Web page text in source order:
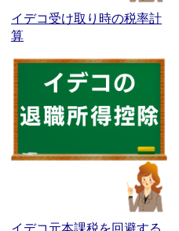
イデコ受け取り時の税率計
算